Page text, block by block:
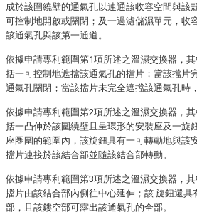
成於該圍繞壁的通氣孔以連通該收容空間與該
可控制地開啟或關閉；及一過濾儲濕單元，收
該通氣孔與該第一通道。
依據申請專利範圍第1項所述之溫濕交換器，
括一可控制地遮擋該通氣孔的擋片；當該擋片
通氣孔關閉；當該擋片未完全遮擋該通氣孔時
依據申請專利範圍第2項所述之溫濕交換器，
括一凸伸於該圍繞壁且呈環形的安裝座及一旋
座圈圍的範圍內，該旋鈕具有一可轉動地與該
擋片連接於該結合部並隨該結合部轉動。
依據申請專利範圍第3項所述之溫濕交換器，
擋片由該結合部內側往中心延伸；該 旋鈕還具
部，且該鏤空部可露出該通氣孔的全部。